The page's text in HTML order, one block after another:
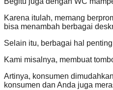
Karena itulah, memang
bisa menambah berbagai
Selain itu, berbagai hal
Kami misalnya, membuat
Artinya, konsumen
konsumen dan Anda juga